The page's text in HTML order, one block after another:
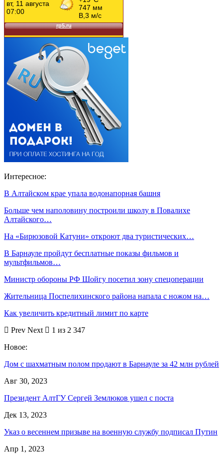
Интересное:
В Алтайском крае упала водонапорная башня
Больше чем наполовину построили школу в Повалихе
Алтайского…
На «Бирюзовой Катуни» откроют два туристических…
В Барнауле пройдут бесплатные показы фильмов и
мультфильмов…
Министр обороны РФ Шойгу посетил зону спецоперации
Жительница Поспелихинского района напала с ножом на…
Как увеличить кредитный лимит по карте
Prev Next
1 из 2 347
Новое:
Дом с шахматным полом продают в Барнауле за 42 млн рублей
Авг 30, 2023
Президент АлтГУ Сергей Землюков ушел с поста
Дек 13, 2023
Указ о весеннем призыве на военную службу подписал Путин
Апр 1, 2023